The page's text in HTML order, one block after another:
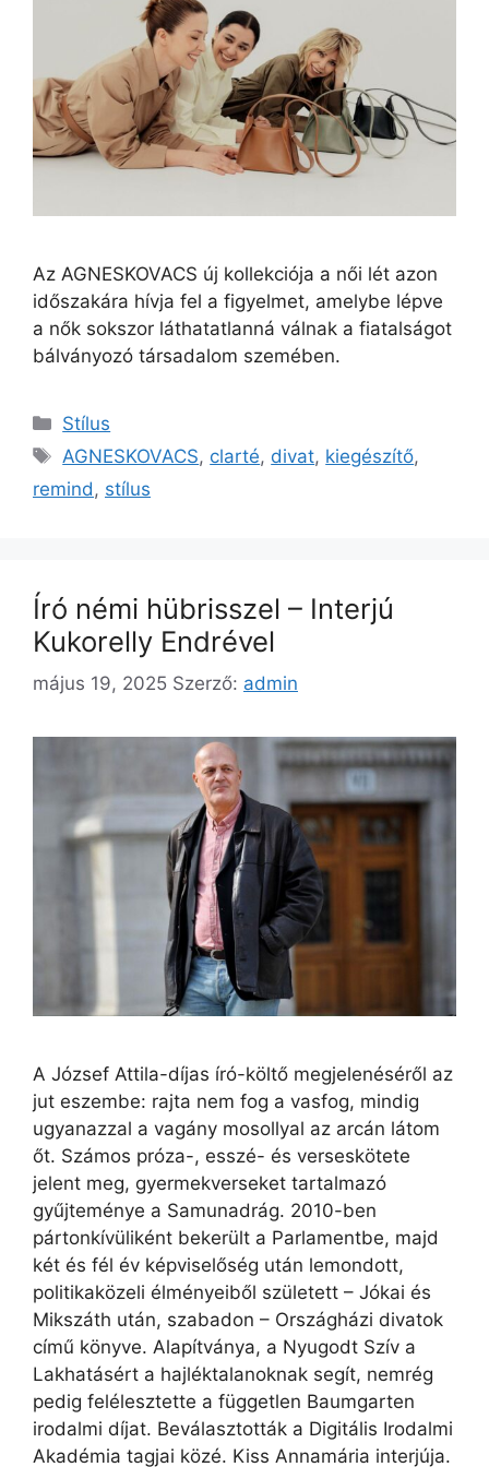
Az AGNESKOVACS új kollekciója a női lét azon
időszakára hívja fel a figyelmet, amelybe lépve
a nők sokszor láthatatlanná válnak a fiatalságot
bálványozó társadalom szemében.
Stílus
AGNESKOVACS, clarté, divat, kiegészítő,
remind , stílus
Író némi hübrisszel – Interjú
Kukorelly Endrével
május 19, 2025 Szerző: admin
A József Attila-díjas író-költő megjelenéséről az
jut eszembe: rajta nem fog a vasfog, mindig
ugyanazzal a vagány mosollyal az arcán látom
őt. Számos próza-, esszé- és verseskötete
jelent meg, gyermekverseket tartalmazó
gyűjteménye a Samunadrág. 2010-ben
pártonkívüliként bekerült a Parlamentbe, majd
két és fél év képviselőség után lemondott,
politikaközeli élményeiből született – Jókai és
Mikszáth után, szabadon – Országházi divatok
című könyve. Alapítványa, a Nyugodt Szív a
Lakhatásért a hajléktalanoknak segít, nemrég
pedig felélesztette a független Baumgarten
irodalmi díjat. Beválasztották a Digitális Irodalmi
Akadémia tagjai közé. Kiss Annamária interjúja.